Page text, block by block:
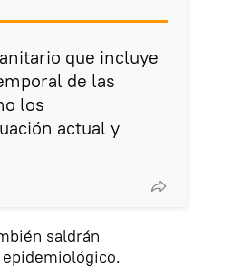
que incluye
de las
los
actual y
saldrán